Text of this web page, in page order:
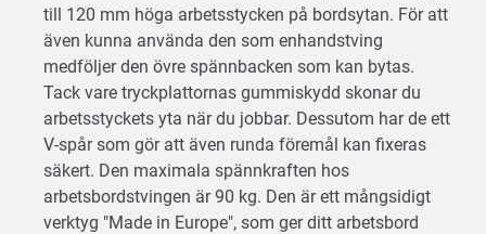
till 120 mm höga arbetsstycken på bordsytan. För att
även kunna använda den som enhandstving
medföljer den övre spännbacken som kan bytas.
Tack vare tryckplattornas gummiskydd skonar du
arbetsstyckets yta när du jobbar. Dessutom har de ett
V-spår som gör att även runda föremål kan fixeras
säkert. Den maximala spännkraften hos
arbetsbordstvingen är 90 kg. Den är ett mångsidigt
verktyg "Made in Europe", som ger ditt arbetsbord